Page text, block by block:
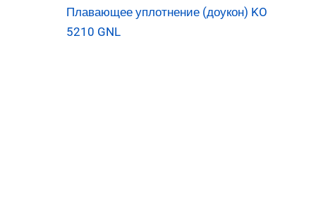
Плавающее уплотнение (доукон) KO
5210 GNL